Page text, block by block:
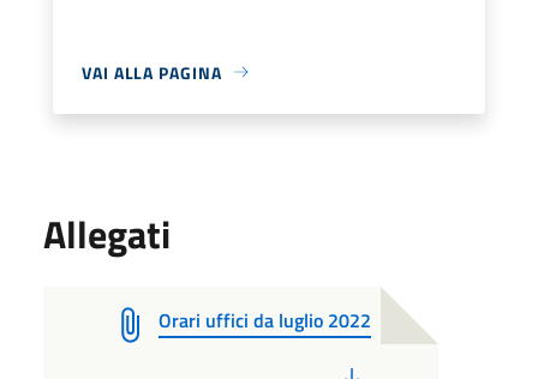
VAI ALLA PAGINA
Allegati
Orari uffici da luglio 2022